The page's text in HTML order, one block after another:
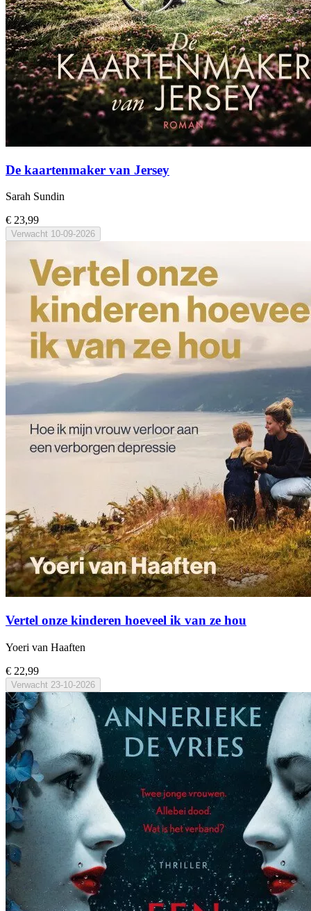
De kaartenmaker van Jersey
Sarah Sundin
€ 23,99
Verwacht 10-09-2026
Vertel onze kinderen hoeveel ik van ze hou
Yoeri van Haaften
€ 22,99
Verwacht 23-10-2026